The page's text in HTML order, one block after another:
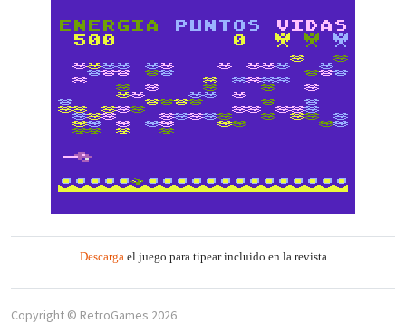
Descargael juego para tipear incluido en la revista
Copyright © RetroGames 2026